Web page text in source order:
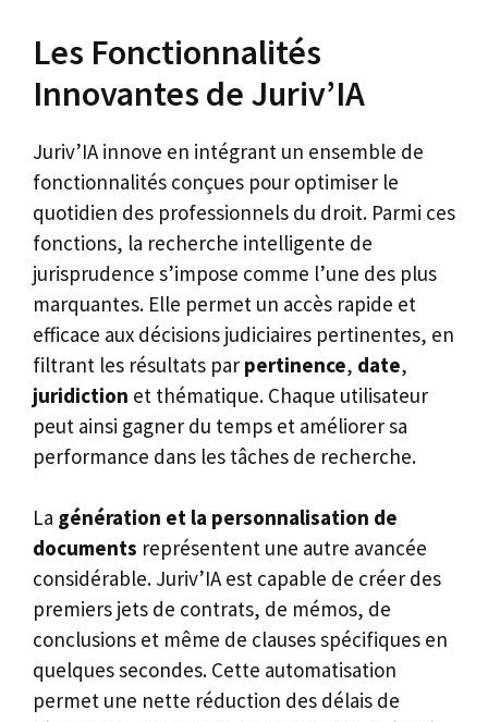
Les Fonctionnalités
Innovantes de Juriv’IA
Juriv’IA innove en intégrant un ensemble de
fonctionnalités conçues pour optimiser le
quotidien des professionnels du droit. Parmi ces
fonctions, la recherche intelligente de
jurisprudence s’impose comme l’une des plus
marquantes. Elle permet un accès rapide et
efficace aux décisions judiciaires pertinentes, en
filtrant les résultats par pertinence, date,
juridiction et thématique. Chaque utilisateur
peut ainsi gagner du temps et améliorer sa
performance dans les tâches de recherche.
La génération et la personnalisation de
documents représentent une autre avancée
considérable. Juriv’IA est capable de créer des
premiers jets de contrats, de mémos, de
conclusions et même de clauses spécifiques en
quelques secondes. Cette automatisation
permet une nette réduction des délais de